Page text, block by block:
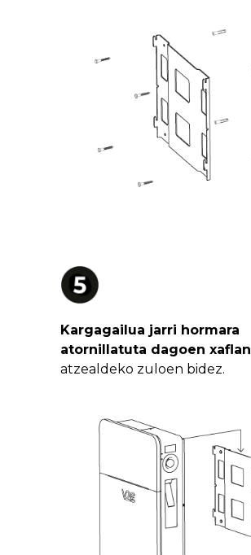
Kargagailua jarri hormara
atornillatuta dagoen xaflan
atzealdeko zuloen bidez.